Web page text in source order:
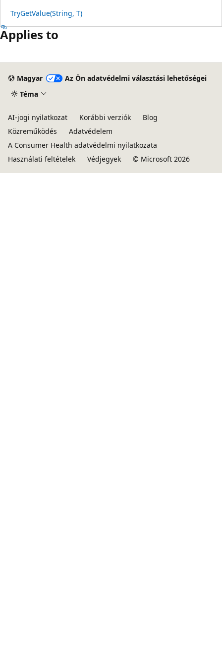
TryGetValue(String, T)
Applies to
Magyar
Az Ön adatvédelmi választási lehetőségei
Téma
AI-jogi nyilatkozat Korábbi verziók
Blog
Közreműködés
Adatvédelem
A Consumer Health adatvédelmi nyilatkozata
Használati feltételek
Védjegyek © Microsoft 2026